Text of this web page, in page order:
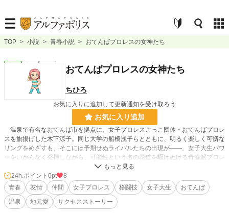
TOP > 小説 > 青春小説 > おてんばプロレスの女神たち
おてんばプロレスの女神たち
ちひろ
お気に入りに追加して更新通知を受け取ろう
お気に入り追加
温泉で有名なおてんば市を拠点に、女子プロレスごっこ団体・おてんばプロレ
スを旗揚げした木下涼子。同じ大学の船橋浅子らとともに、明るく楽しく可憐な
リングをめざすも、そこには予期せぬライバルたちの出現が――。女子大生パワ
ーをいかんなく発揮しながら、可能性という名の花道を駆けぬける青春派プロレ
小説 228,810 位 / 228,810 件
青春 7,921 位 / 7,921 件
24h.ポイント 0pt
8
青春
友情 仲間 女子プロレス 格闘技 女子大生
おてんば
温泉
地元愛 サクセスストーリー